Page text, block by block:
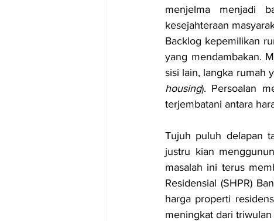
menjelma menjadi
kesejahteraan
Backlog kepemilikan
yang mendambakan.
sisi lain, langka rumah
housing). Persoalan
terjembatani antara
Tujuh puluh delapan
justru kian
masalah ini terus
Residensial (SHPR)
harga properti
meningkat dari triwulan